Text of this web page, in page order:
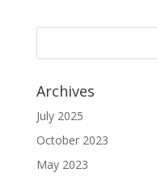
Archives
July 2025
October 2023
May 2023